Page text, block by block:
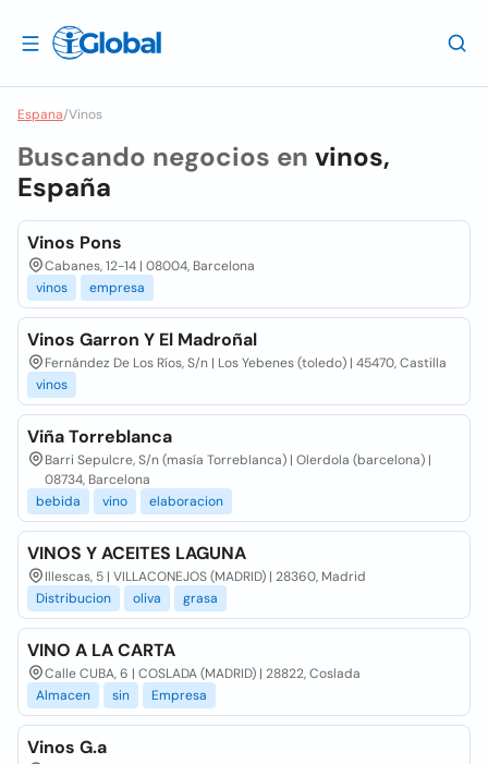
Espana/Vinos
Buscando negocios en vinos,
España
Vinos Pons
Cabanes, 12-14 | 08004, Barcelona
vinos
empresa
Vinos Garron Y El Madroñal
Fernández De Los Ríos, S/n | Los Yebenes (toledo) | 45470, Castilla
vinos
Viña Torreblanca
Barri Sepulcre, S/n (masía Torreblanca) | Olerdola (barcelona) |
08734, Barcelona
bebida
vino elaboracion
VINOS Y ACEITES LAGUNA
Illescas, 5 | VILLACONEJOS (MADRID) | 28360, Madrid
Distribucion
oliva grasa
VINO A LA CARTA
Calle CUBA, 6 | COSLADA (MADRID) | 28822, Coslada
Almacen
sin Empresa
Vinos G.a